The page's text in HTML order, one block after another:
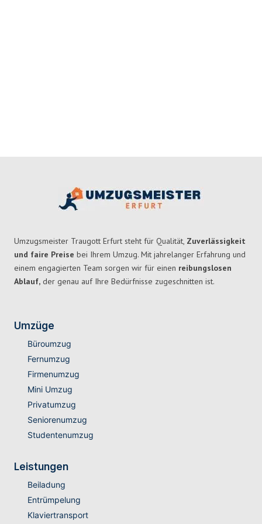
Umzugsmeister Traugott Erfurt steht für Qualität, Zuverlässigkeit
und faire Preise bei Ihrem Umzug. Mit jahrelanger Erfahrung und
einem engagierten Team sorgen wir für einen reibungslosen
Ablauf, der genau auf Ihre Bedürfnisse zugeschnitten ist.
Umzüge
Büroumzug
Fernumzug
Firmenumzug
Mini Umzug
Privatumzug
Seniorenumzug
Studentenumzug
Leistungen
Beiladung
Entrümpelung
Klaviertransport